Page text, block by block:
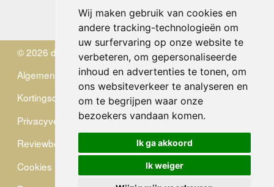
Wij maken gebruik van cookies en
andere tracking-technologieën om
uw surfervaring op onze website te
verbeteren, om gepersonaliseerde
inhoud en advertenties te tonen, om
ons websiteverkeer te analyseren en
om te begrijpen waar onze
bezoekers vandaan komen.
Ik ga akkoord
Ik weiger
Zaterdag
gesloten
Zondag gesloten
© 2026 de Zwerver
Algemene Voorwaarden
Kortingscode
Privacyverklaring
Reviewbeleid
Cookies